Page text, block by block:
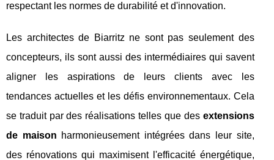
respectant les normes de durabilité et d'innovation.
Les architectes de Biarritz ne sont pas seulement des
concepteurs, ils sont aussi des intermédiaires qui savent
aligner les aspirations de leurs clients avec les
tendances actuelles et les défis environnementaux. Cela
se traduit par des réalisations telles que des extensions
de maison harmonieusement intégrées dans leur site,
des rénovations qui maximisent l'efficacité énergétique,